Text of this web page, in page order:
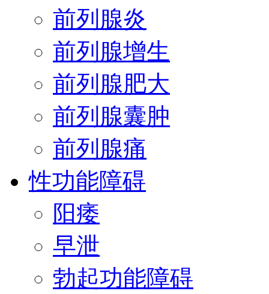
前列腺炎
前列腺增生
前列腺肥大
前列腺囊肿
前列腺痛
性功能障碍
阳痿
早泄
勃起功能障碍